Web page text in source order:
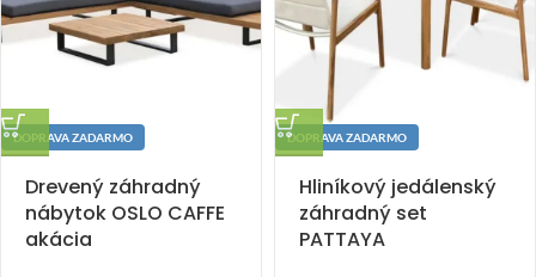
DOPRAVA ZADARMO
Drevený záhradný
nábytok OSLO CAFFE
akácia
DOPRAVA ZADARMO
Hliníkový jedálenský
záhradný set
PATTAYA